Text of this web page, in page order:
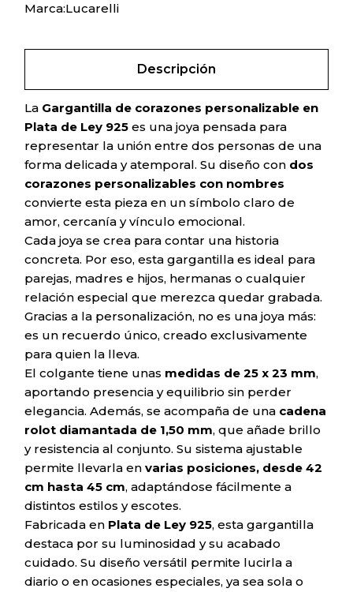
Marca:Lucarelli
Descripción
La Gargantilla de corazones personalizable en
Plata de Ley 925 es una joya pensada para
representar la unión entre dos personas de una
forma delicada y atemporal. Su diseño con dos
corazones personalizables con nombres
convierte esta pieza en un símbolo claro de
amor, cercanía y vínculo emocional.
Cada joya se crea para contar una historia
concreta. Por eso, esta gargantilla es ideal para
parejas, madres e hijos, hermanas o cualquier
relación especial que merezca quedar grabada.
Gracias a la personalización, no es una joya más:
es un recuerdo único, creado exclusivamente
para quien la lleva.
El colgante tiene unas medidas de 25 x 23 mm,
aportando presencia y equilibrio sin perder
elegancia. Además, se acompaña de una cadena
rolot diamantada de 1,50 mm, que añade brillo
y resistencia al conjunto. Su sistema ajustable
permite llevarla envarias posiciones, desde 42
cm hasta 45 cm, adaptándose fácilmente a
distintos estilos y escotes.
Fabricada en Plata de Ley 925, esta gargantilla
destaca por su luminosidad y su acabado
cuidado. Su diseño versátil permite lucirla a
diario o en ocasiones especiales, ya sea sola o